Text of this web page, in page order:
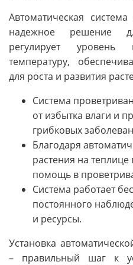
Автоматическая
надежное решение
регулирует
температуру,
для роста и развития
Система
от избытка влаги и
грибковых
Благодаря
растения на
помощь в
Система работает
постоянного
и ресурсы.
Установка
– правильный шаг к